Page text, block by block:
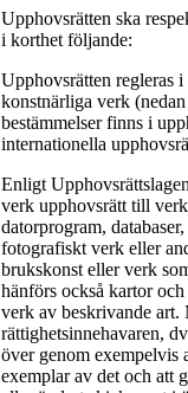
Upphovsrätten ska
i korthet följande:
Upphovsrätten regleras
konstnärliga verk
bestämmelser finns i
internationella
Enligt
verk upphovsrätt till
datorprogram,
fotografiskt verk eller
brukskonst eller verk
hänförs också kartor
verk av beskrivande art.
rättighetsinnehavaren,
över genom exempelvis
exemplar av det och att